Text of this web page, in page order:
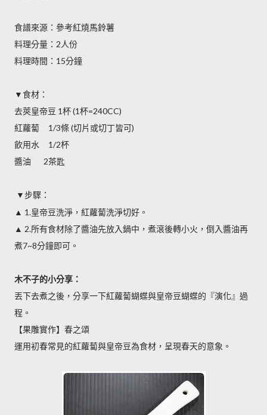
食譜來源：參考紅燒馬鈴薯
料理分量： 2人份
料理時間： 15分鐘
▼食材：
去莢皇帝豆 1杯(1杯=240CC)
紅蘿蔔 1/3條(切片或切丁皆可)
飲用水 1/2杯
醬油 2茶匙
▼步驟：
▲ 1.皇帝豆洗淨，紅蘿蔔洗淨切好。
▲ 2.所有食材除了醬油先放入鍋中，煮滾後轉小火，倒入醬油再
煮7~8分鐘即可。
木不子的小分享：
丟下去煮之後，分享一下紅蘿蔔蝴蝶與皇帝豆蝴蝶的『演化』過
程。
【果雕實作】春之頌
運用初春常見的紅蘿蔔與皇帝豆為食材，呈現春天的意象。